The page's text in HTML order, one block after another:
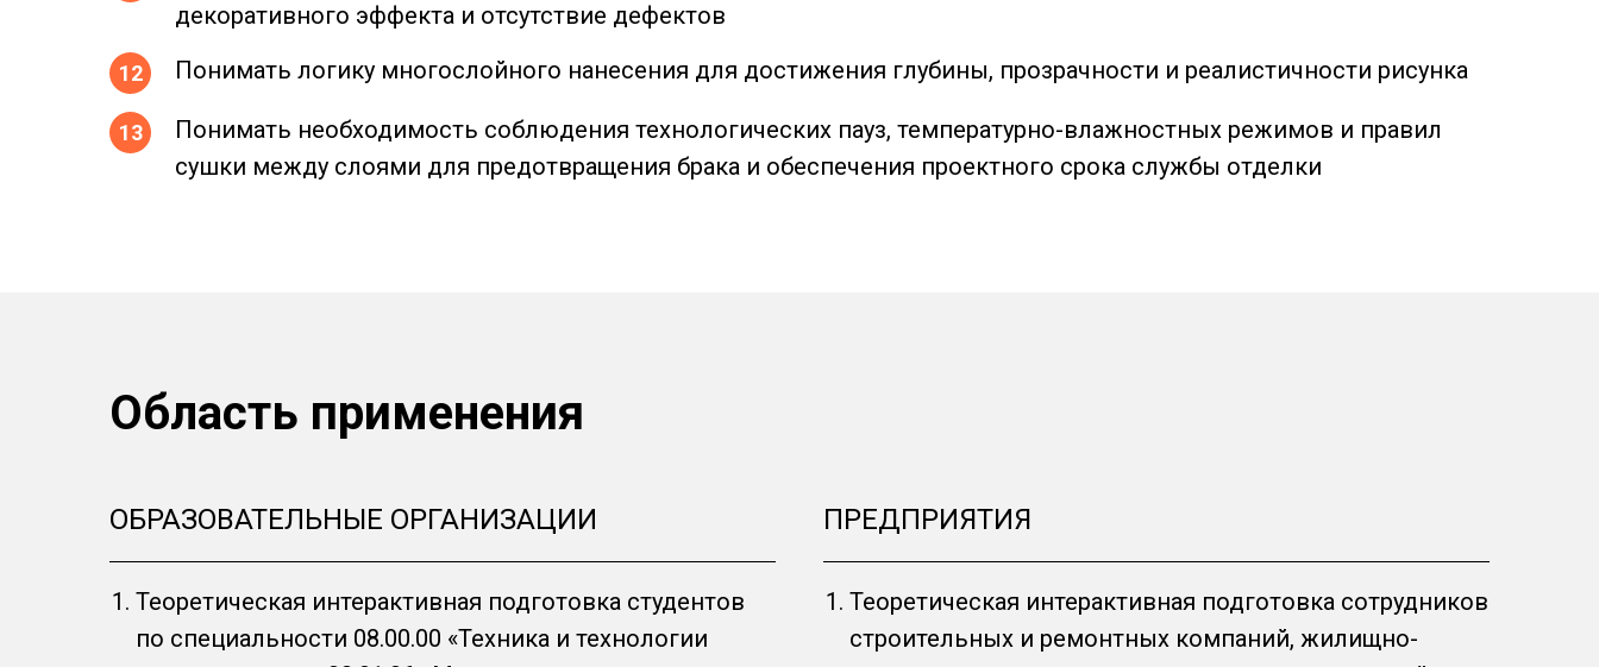
декоративного эффекта и отсутствие дефектов
Понимать логику многослойного нанесения для достижения глубины, прозрачности и реалистичности рисунка
Понимать необходимость соблюдения технологических пауз, температурно-влажностных режимов и правил
сушки между слоями для предотвращения брака и обеспечения проектного срока службы отделки
Область применения
ОБРАЗОВАТЕЛЬНЫЕ ОРГАНИЗАЦИИ
Теоретическая интерактивная подготовка студентов
по специальности 08.00.00 «Техника и технологии
ПРЕДПРИЯТИЯ
Теоретическая интерактивная подготовка сотрудников
строительных и ремонтных компаний, жилищно-